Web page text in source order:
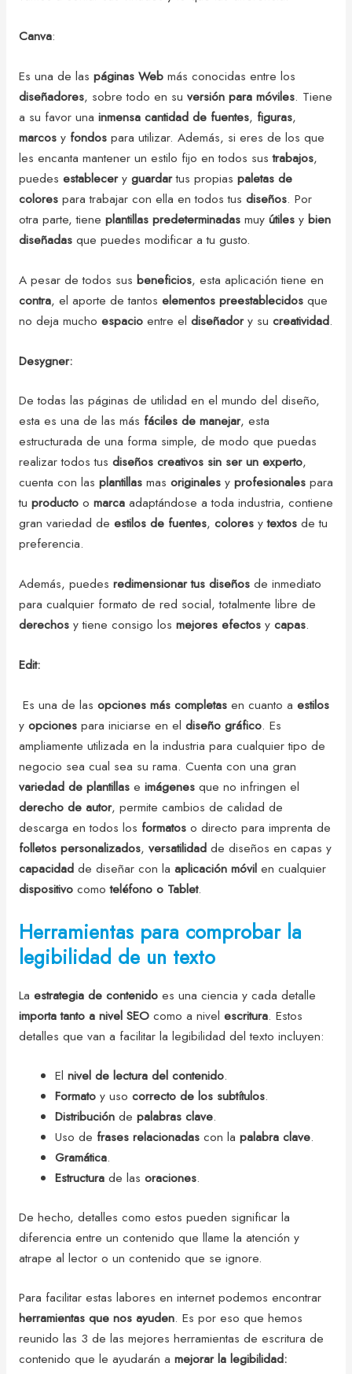
Canva:
Es una de las páginas Webmás conocidas entre los
diseñadores, sobre todo en su versión para móviles. Tiene
a su favor una inmensa cantidad de fuentes, figuras,
marcosy fondospara utilizar. Además, si eres de los que
les encanta mantener un estilo fijo en todos sustrabajos,
puedes establecery guardartus propias paletas de
colorespara trabajar con ella en todos tus diseños. Por
otra parte, tiene plantillas predeterminadasmuy útilesy bien
diseñadasque puedes modificar a tu gusto.
A pesar de todos sus beneficios, esta aplicación tiene en
contra, el aporte de tantos elementos preestablecidosque
no deja mucho espacioentre el diseñadory su creatividad.
Desygner:
De todas las páginas de utilidad en el mundo del diseño,
esta es una de las más fáciles de manejar, esta
estructurada de una forma simple, de modo que puedas
realizar todos tus diseños creativos sin ser un experto,
cuenta con las plantillasmas originalesy profesionalespara
tu productoo marcaadaptándose a toda industria, contiene
gran variedad de estilos de fuentes, coloresytextosde tu
preferencia.
Además, puedes redimensionar tus diseñosde inmediato
para cualquier formato de red social, totalmente libre de
derechosy tiene consigo los mejores efectosy capas.
Edit:
Es una de las opciones más completasen cuanto a estilos
y opcionespara iniciarse en el diseño gráfico. Es
ampliamente utilizada en la industria para cualquier tipo de
negocio sea cual sea su rama. Cuenta con una gran
variedad de plantillase imágenesque no infringen el
derecho de autor, permite cambios de calidad de
descarga en todos los formatoso directo para imprenta de
folletos personalizados, versatilidadde diseños en capas y
capacidadde diseñar con la aplicación móvilen cualquier
dispositivocomoteléfono o Tablet.
Herramientas para comprobar la
legibilidad de un texto
La estrategia de contenidoes una ciencia y cada detalle
importa tanto a nivel SEOcomo a nivel escritura. Estos
detalles que van a facilitar la legibilidad del texto incluyen:
Elnivel de lectura del contenido.
Formato y usocorrecto de los subtítulos.
Distribución depalabras clave.
Uso de frases relacionadas con lapalabra clave.
Gramática.
Estructura de lasoraciones.
De hecho, detalles como estos pueden significar la
diferencia entre un contenido que llame la atención y
atrape al lector o un contenido que se ignore.
Para facilitar estas labores en internet podemos encontrar
herramientas que nos ayuden. Es por eso que hemos
reunido las 3 de las mejores herramientas de escritura de
contenido que le ayudarán a mejorar la legibilidad: